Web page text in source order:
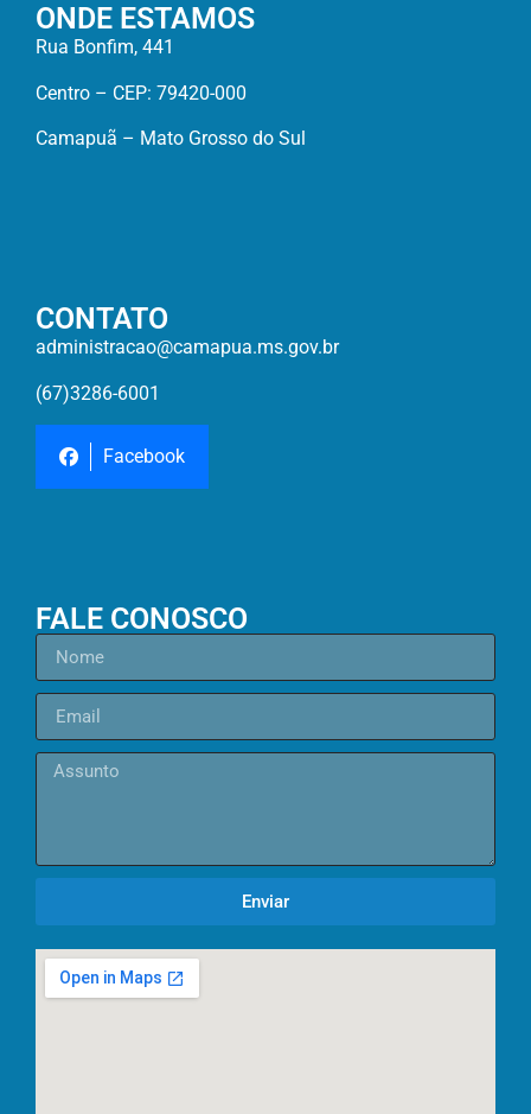
ONDE ESTAMOS
Rua Bonfim, 441
Centro – CEP: 79420-000
Camapuã – Mato Grosso do Sul
CONTATO
administracao@camapua.ms.gov.br
(67)3286-6001
Facebook
FALE CONOSCO
Enviar